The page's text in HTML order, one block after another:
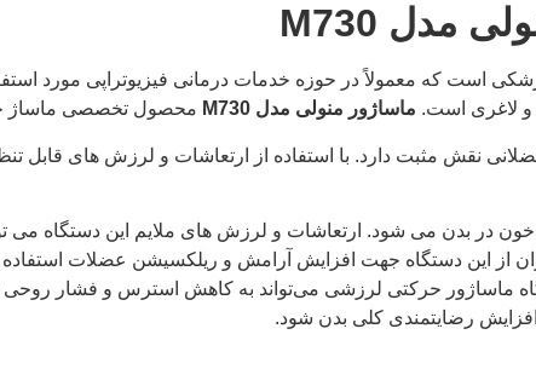
مدل M730
است که معمولاً در حوزه خدمات درمانی فیزیوتراپی مورد
و لاغری است. ماساژور منولی مدل M730 محصول تخصصی ماساژ
نقش مثبت دارد. با استفاده از ارتعاشات و لرزش ‌های قابل
در بدن می شود. ارتعاشات و لرزش های ملایم این دستگاه می
از این دستگاه جهت افزایش آرامش و ریلکسیشن عضلات
ماساژور حرکتی لرزشی می‌تواند به کاهش استرس و فشار
رضایتمندی کلی بدن شود.